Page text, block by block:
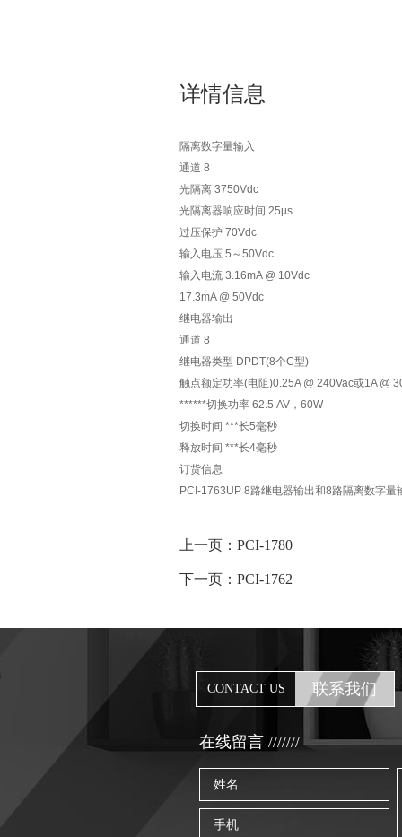
详情信息
隔离数字量输入
通道 8
光隔离 3750Vdc
光隔离器响应时间 25µs
过压保护 70Vdc
输入电压 5～50Vdc
输入电流 3.16mA @ 10Vdc
17.3mA @ 50Vdc
继电器输出
通道 8
继电器类型 DPDT(8个C型)
触点额定功率(电阻)0.25A @ 240Vac或1A @
******切换功率 62.5 AV，60W
切换时间 ***长5毫秒
释放时间 ***长4毫秒
订货信息
PCI-1763UP 8路继电器输出和8路隔离数字量
上一页：PCI-1780
下一页：PCI-1762
CONTACT US 联系我们
在线留言 ///////